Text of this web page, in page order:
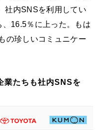
社内SNSを利用してい
16.5％に上った。もは
の珍しいコミュニケー
たちも社内SNSを